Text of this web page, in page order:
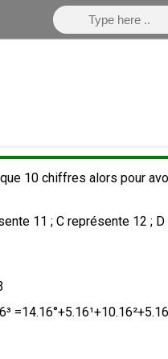
10 chiffres alors pour
11 ; C représente 12 ;